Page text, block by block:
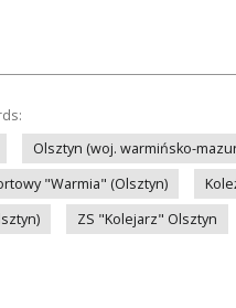
Olsztyn (woj. warmińsko-
"Warmia" (Olsztyn)
ZS "Kolejarz" Olsztyn